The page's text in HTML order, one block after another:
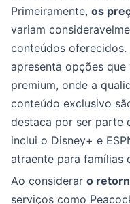
Primeiramente, os
variam
conteúdos
apresenta opções
premium, onde a
conteúdo exclusivo
destaca por ser parte
inclui o Disney+ e
atraente para famílias
Ao considerar o
serviços como